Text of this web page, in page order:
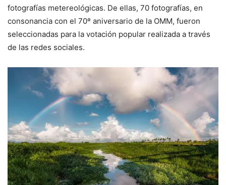
fotografías metereológicas. De ellas, 70 fotografías, en
consonancia con el 70º aniversario de la OMM, fueron
seleccionadas para la votación popular realizada a través
de las redes sociales.